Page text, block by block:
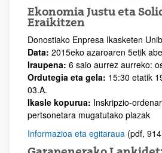
Ekonomia Justu eta
Eraikitzen
Donostiako Enpresa Ikasketen
Data: 2015eko azaroaren 5etik
Iraupena: 6 saio aurrez aurreko:
Ordutegia eta gela: 15:30 etatik
03.A.
Ikasle kopurua: Inskripzio-
pertsonetara mugatutako plazak
Informazioa eta egitaraua (pdf,